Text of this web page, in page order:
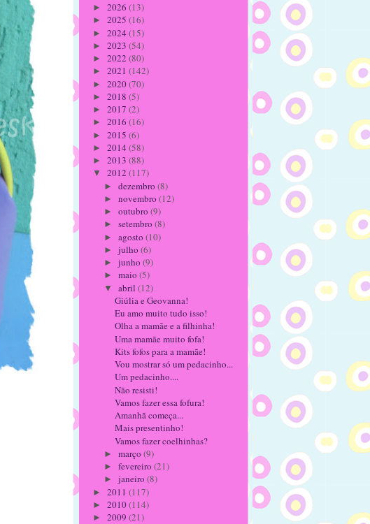
► 2026 (13)
► 2025 (16)
► 2024 (15)
► 2023 (54)
► 2022 (80)
► 2021 (142)
► 2020(70)
► 2018 (5)
► 2017 (2)
► 2016 (16)
► 2015 (6)
► 2014 (58)
► 2013 (88)
▼ 2012 (117)
► dezembro (8)
► novembro (12)
► outubro (9)
► setembro (8)
► agosto (10)
► julho (6)
► junho (9)
► maio (5)
▼ abril (12)
Giúlia e Geovanna!
Eu amo muito tudo isso!
Olha a mamãe e a filhinha!
Uma mamãe muito fofa!
Kits fofos para a mamãe!
Vou mostrar só um pedacinho...
Um pedacinho....
Não resisti!
Vamos fazer essa fofura!
Amanhã começa...
Mais presentinho!
Vamos fazer coelhinhas?
► março (9)
► fevereiro (21)
► janeiro (8)
► 2011 (117)
► 2010(114)
► 2009 (21)